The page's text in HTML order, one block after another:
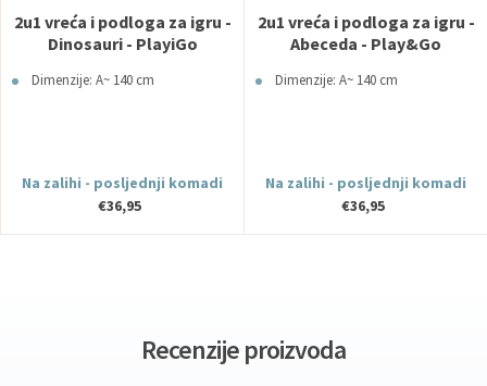
2u1 vreća i podloga za igru -
Dinosauri - PlayiGo
Dimenzije: A~ 140 cm
Na zalihi - posljednji komadi
€36,95
2u1 vreća i podloga za igru -
Abeceda - Play&Go
Dimenzije: A~ 140 cm
Na zalihi - posljednji komadi
€36,95
Recenzije proizvoda